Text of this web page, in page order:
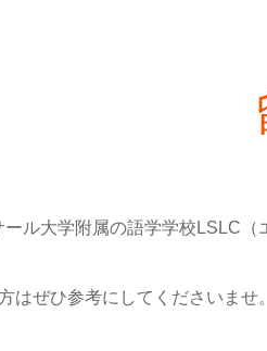
ル大学附属の語学学校LSLC
はぜひ参考にしてくださいませ。